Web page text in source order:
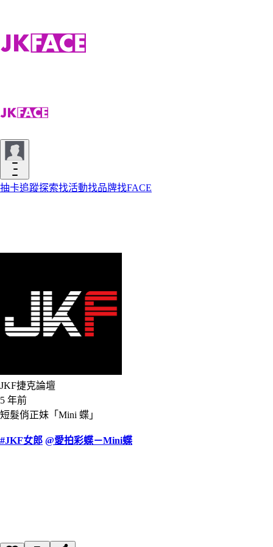
抽卡追蹤探索找活動找品牌找FACE
JKF捷克論壇
5 年前
短髮俏正妹「Mini 蝶」
#JKF女郎 @愛拍彩蝶－Mini蝶